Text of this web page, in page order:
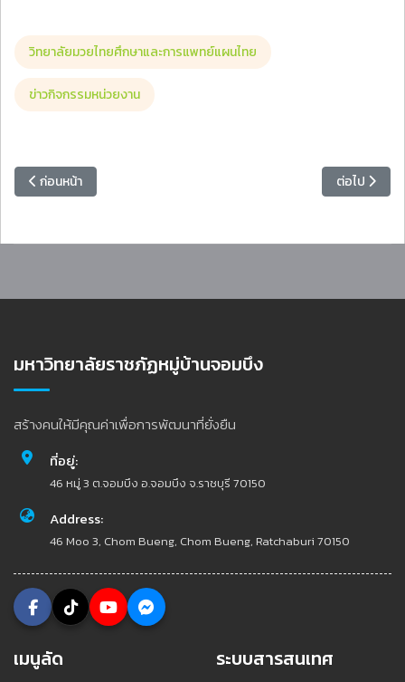
วิทยาลัยมวยไทยศึกษาและการแพทย์แผนไทย
ข่าวกิจกรรมหน่วยงาน
เนื้อหาก่อนหน้า: สำนักงานอธิการบดี มรภ.หมู่บ้านจอมบึง จัดอบรมการจัด
ก่อนหน้า เนื้อหาถัดไ
ต่อไป
มหาวิทยาลัยราชภัฏหมู่บ้านจอมบึง
สร้างคนให้มีคุณค่าเพื่อการพัฒนาที่ยั่งยืน
ที่อยู่:
46 หมู่ 3 ต.จอมบึง อ.จอมบึง จ.ราชบุรี 70150
Address:
46 Moo 3, Chom Bueng, Chom Bueng, Ratchaburi 70150
เมนูลัด ระบบสารสนเทศ